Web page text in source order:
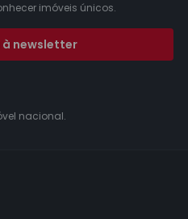
imóveis únicos.
à newsletter
nacional.